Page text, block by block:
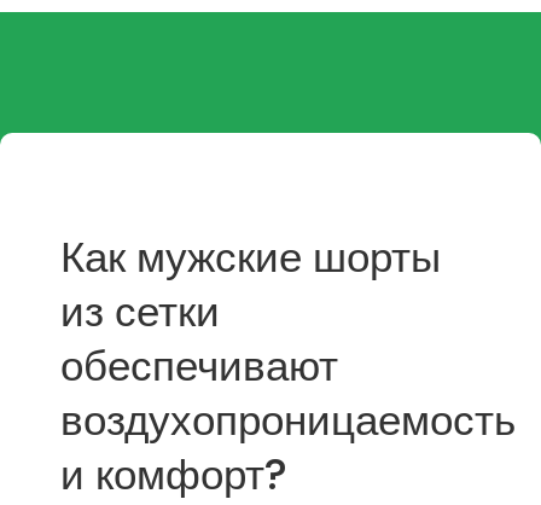
Как мужские шорты
из сетки
обеспечивают
воздухопроницаемость
и комфорт?